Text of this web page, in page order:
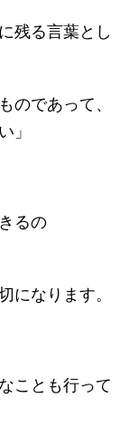
残る言葉とし
のであって、
」
るの
になります。
ことも行って